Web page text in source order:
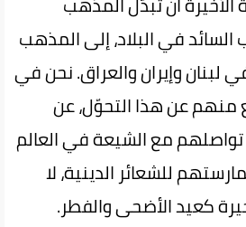
في البلاد، إلى المذهب
لبنان وإيران والعراق. نحن في
منهم عن هذا التحوّل، عن
تواصلهم مع الشيعة في العالم
للشعائر الدينية، لا
كعيد الأضحى والفطر.